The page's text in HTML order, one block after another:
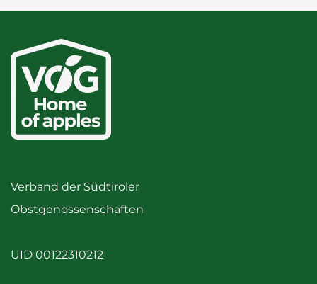
Verband der Südtiroler
Obstgenossenschaften
UID 00122310212